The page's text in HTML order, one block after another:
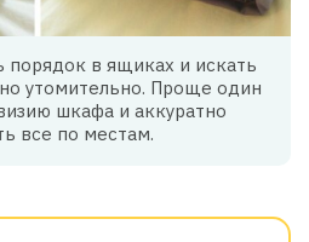
порядок в ящиках и искать
утомительно. Проще один
шкафа и аккуратно
все по местам.